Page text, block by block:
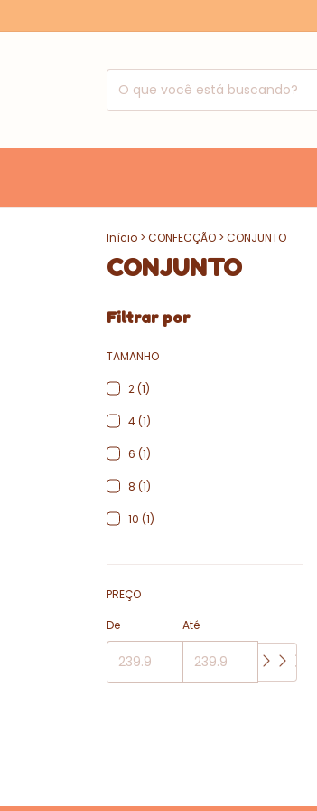
Início > CONFECÇÃO > CONJUNTO
CONJUNTO
Filtrar por
TAMANHO
2 (1)
4 (1)
6 (1)
8 (1)
10 (1)
PREÇO
De
Até